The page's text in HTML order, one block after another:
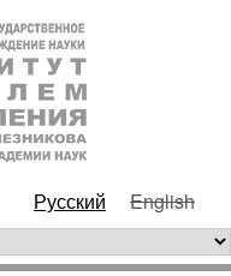
Русский English
меню